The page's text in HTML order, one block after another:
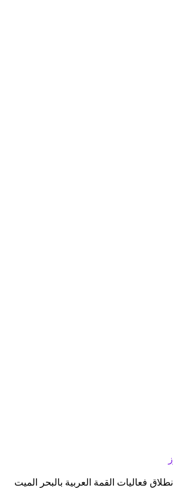
انطلاق فعاليات القمة العربية بالبحر الميت